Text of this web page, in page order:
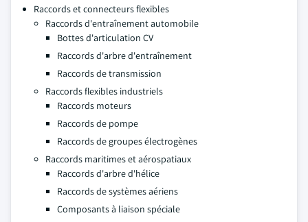
Raccords et connecteurs flexibles
Raccords d'entraînement automobile
Bottes d'articulation CV
Raccords d'arbre d'entraînement
Raccords de transmission
Raccords flexibles industriels
Raccords moteurs
Raccords de pompe
Raccords de groupes électrogènes
Raccords maritimes et aérospatiaux
Raccords d'arbre d'hélice
Raccords de systèmes aériens
Composants à liaison spéciale